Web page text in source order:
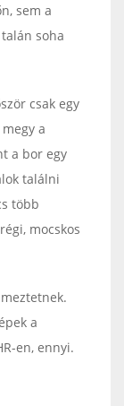
sem a
soha
csak egy
a
a bor egy
találni
több
mocskos
a
en, ennyi.